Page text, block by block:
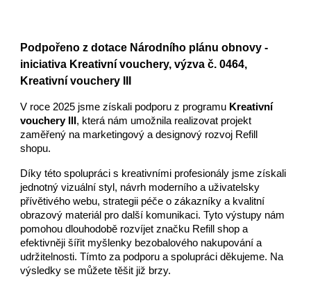
Podpořeno z dotace Národního plánu obnovy -
iniciativa Kreativní vouchery, výzva č. 0464,
Kreativní vouchery III
V roce 2025 jsme získali podporu z programu Kreativní
vouchery III , která nám umožnila realizovat projekt
zaměřený na marketingový a designový rozvoj Refill
shopu.
Díky této spolupráci s kreativními profesionály jsme získali
jednotný vizuální styl, návrh moderního a uživatelsky
přívětivého webu, strategii péče o zákazníky a kvalitní
obrazový materiál pro další komunikaci. Tyto výstupy nám
pomohou dlouhodobě rozvíjet značku Refill shop a
efektivněji šířit myšlenky bezobalového nakupování a
udržitelnosti. Tímto za podporu a spolupráci děkujeme. Na
výsledky se můžete těšit již brzy.